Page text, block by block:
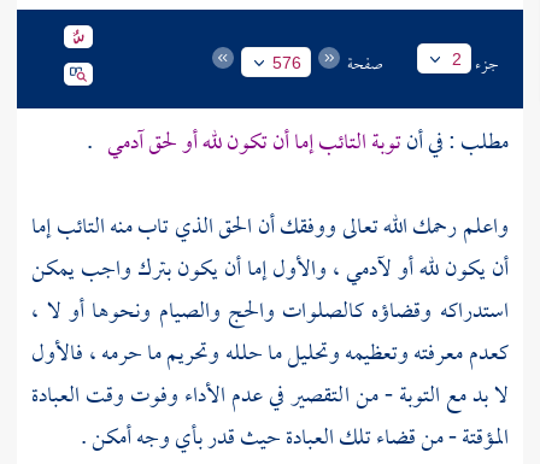
جزء 2 صفحة 576
مطلب : في أنتوبة التائب إما أن تكون لله أو لحق آدمي .
واعلم رحمك الله تعالى ووفقك أن الحق الذي تاب منه التائب إما
أن يكون لله أو لآدمي ، والأول إما أن يكون بترك واجب يمكن
استدراكه وقضاؤه كالصلوات والحج والصيام ونحوها أو لا ،
كعدم معرفته وتعظيمه وتحليل ما حلله وتحريم ما حرمه ، فالأول
لا بد مع التوبة - من التقصير في عدم الأداء وفوت وقت العبادة
المؤقتة - من قضاء تلك العبادة حيث قدر بأي وجه أمكن .